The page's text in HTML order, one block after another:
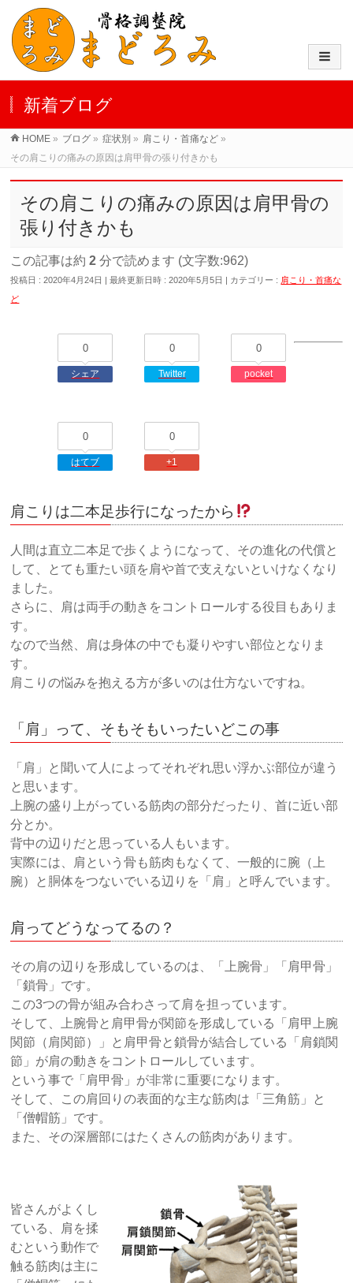
新着ブログ
HOME » ブログ » 症状別 » 肩こり・首痛など »
その肩こりの痛みの原因は肩甲骨の張り付きかも
その肩こりの痛みの原因は肩甲骨の
張り付きかも
この記事は約2 分で読めます (文字数:962)
投稿日 : 2020年4月24日 最終更新日時 : 2020年5月5日 カテゴリー : 肩こり・首痛な
ど
0
シェア
0
Twitter
0
pocket
0
はてブ
0
+1
肩こりは二本足歩行になったから
人間は直立二本足で歩くようになって、その進化の代償と
して、とても重たい頭を肩や首で支えないといけなくなり
ました。
さらに、肩は両手の動きをコントロールする役目もありま
す。
なので当然、肩は身体の中でも凝りやすい部位となりま
す。
肩こりの悩みを抱える方が多いのは仕方ないですね。
「肩」って、そもそもいったいどこの事
「肩」と聞いて人によってそれぞれ思い浮かぶ部位が違う
と思います。
上腕の盛り上がっている筋肉の部分だったり、首に近い部
分とか。
背中の辺りだと思っている人もいます。
実際には、肩という骨も筋肉もなくて、一般的に腕（上
腕）と胴体をつないでいる辺りを「肩」と呼んでいます。
肩ってどうなってるの？
その肩の辺りを形成しているのは、「上腕骨」「肩甲骨」
「鎖骨」です。
この3つの骨が組み合わさって肩を担っています。
そして、上腕骨と肩甲骨が関節を形成している「肩甲上腕
関節（肩関節）」と肩甲骨と鎖骨が結合している「肩鎖関
節」が肩の動きをコントロールしています。
という事で「肩甲骨」が非常に重要になります。
そして、この肩回りの表面的な主な筋肉は「三角筋」と
「僧帽筋」です。
また、その深層部にはたくさんの筋肉があります。
皆さんがよくし
ている、肩を揉
むという動作で
触る筋肉は主に